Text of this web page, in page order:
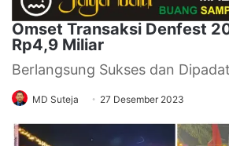
Omset Transaksi Denfest
Rp4,9 Miliar
Berlangsung Sukses dan
MD Suteja 27 Desember 2023